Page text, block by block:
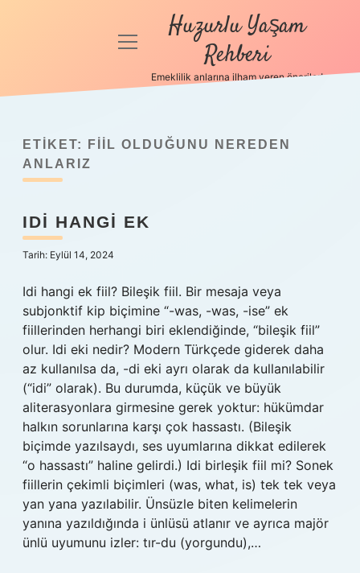
Anasayfa
Politikası
Yasal Uyarı
Hakkımızda
menüyü
Huzurlu Yaşam
Rehberi
Emeklilik anlarına ilham veren öneriler!
ETIKET:
FIIL OLDUĞUNU NEREDEN
ANLARIZ
IDI HANGI EK
Tarih: Eylül 14, 2024
Idi hangi ek fiil? Bileşik fiil. Bir mesaja veya
subjonktif kip biçimine “-was, -was, -ise” ek
fiillerinden herhangi biri eklendiğinde, “bileşik fiil”
olur. Idi eki nedir? Modern Türkçede giderek daha
az kullanılsa da, -di eki ayrı olarak da kullanılabilir
(“idi” olarak). Bu durumda, küçük ve büyük
aliterasyonlara girmesine gerek yoktur: hükümdar
halkın sorunlarına karşı çok hassastı. (Bileşik
biçimde yazılsaydı, ses uyumlarına dikkat edilerek
“o hassastı” haline gelirdi.) Idi birleşik fiil mi? Sonek
fiillerin çekimli biçimleri (was, what, is) tek tek veya
yan yana yazılabilir. Ünsüzle biten kelimelerin
yanına yazıldığında i ünlüsü atlanır ve ayrıca majör
ünlü uyumunu izler: tır-du (yorgundu),…